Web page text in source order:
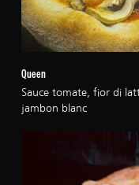
Queen
Sauce tomate, fior di
jambon blanc